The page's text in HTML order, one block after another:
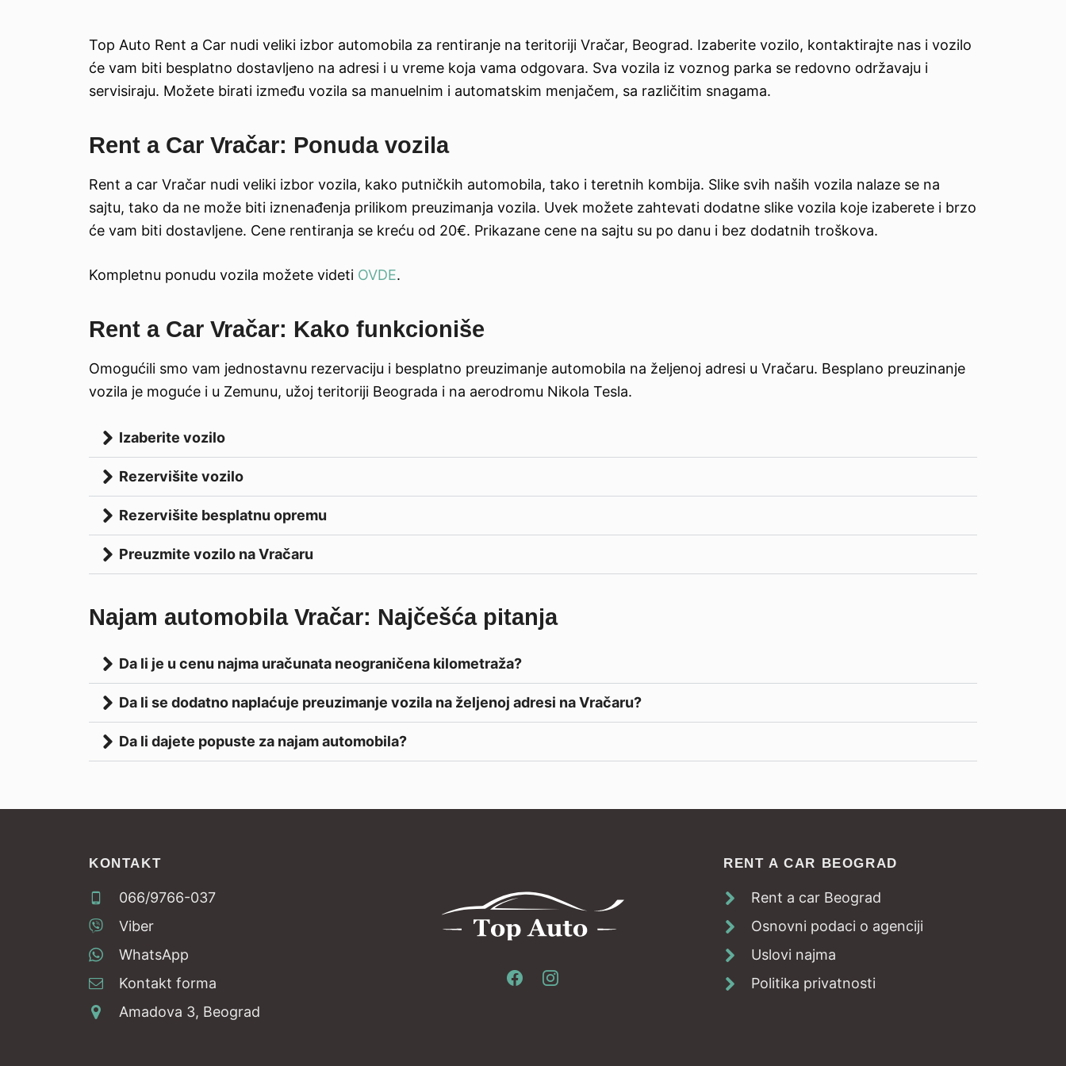
Top Auto Rent a Car nudi veliki izbor automobila za rentiranje na teritoriji Vračar, Beograd. Izaberite vozilo, kontaktirajte nas i vozilo
će vam biti besplatno dostavljeno na adresi i u vreme koja vama odgovara. Sva vozila iz voznog parka se redovno održavaju i
servisiraju. Možete birati između vozila sa manuelnim i automatskim menjačem, sa različitim snagama.
Rent a Car Vračar: Ponuda vozila
Rent a car Vračar nudi veliki izbor vozila, kako putničkih automobila, tako i teretnih kombija. Slike svih naših vozila nalaze se na
sajtu, tako da ne može biti iznenađenja prilikom preuzimanja vozila. Uvek možete zahtevati dodatne slike vozila koje izaberete i brzo
će vam biti dostavljene. Cene rentiranja se kreću od 20€. Prikazane cene na sajtu su po danu i bez dodatnih troškova.
Kompletnu ponudu vozila možete videti OVDE.
Rent a Car Vračar: Kako funkcioniše
Omogućili smo vam jednostavnu rezervaciju i besplatno preuzimanje automobila na željenoj adresi u Vračaru. Besplano preuzinanje
vozila je moguće i u Zemunu, užoj teritoriji Beograda i na aerodromu Nikola Tesla.
Izaberite vozilo
Rezervišite vozilo
Rezervišite besplatnu opremu
Preuzmite vozilo na Vračaru
Najam automobila Vračar: Najčešća pitanja
Da li je u cenu najma uračunata neograničena kilometraža?
Da li se dodatno naplaćuje preuzimanje vozila na željenoj adresi na Vračaru?
Da li dajete popuste za najam automobila?
KONTAKT
066/9766-037
Viber
WhatsApp
Kontakt forma
Amadova 3, Beograd
RENT A CAR BEOGRAD
Rent a car Beograd
Osnovni podaci o agenciji
Uslovi najma
Politika privatnosti